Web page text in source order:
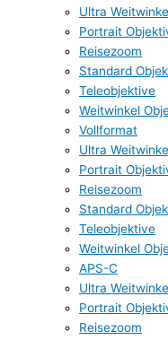
Ultra
Portrait
Reisezoom
Standard
Teleobjektive
Weitwinkel
Vollformat
Ultra
Portrait
Reisezoom
Standard
Teleobjektive
Weitwinkel
APS-C
Ultra
Portrait
Reisezoom